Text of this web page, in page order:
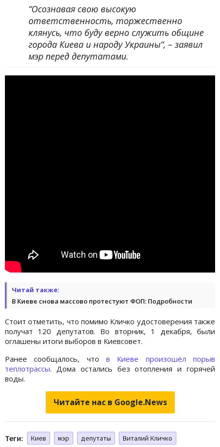
“Осознавая свою высокую
ответственность, торжественно
клянусь, что буду верно служить общине
города Киева и народу Украины“, – заявил
мэр перед депутатами.
Читай также:
В Киеве снова массово протестуют ФОП: Подробности
Стоит отметить, что помимо Кличко удостоверения также
получат 120 депутатов. Во вторник, 1 декабря, были
оглашены итоги выборов в Киевсовет.
Ранее сообщалось, что в Киеве произошёл порыв
теплотрассы. Дома остались без отопления и горячей
воды.
Читайте нас в Google.News
Теги: Киев мэр депутаты
Виталий Кличко